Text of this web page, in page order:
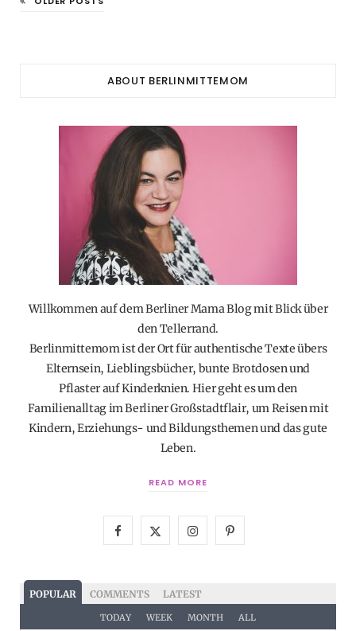
ABOUT BERLINMITTEMOM
Willkommen auf dem Berliner Mama Blog mit Blick über
den Tellerrand.
Berlinmittemom ist der Ort für authentische Texte übers
Elternsein, Lieblingsbücher, bunte Brotdosen und
Pflaster auf Kinderknien. Hier geht es um den
Familienalltag im Berliner Großstadtflair, um Reisen mit
Kindern, Erziehungs- und Bildungsthemen und das gute
Leben.
READ MORE
c
e
T
w
I
s
t
P
POPULAR COMMENTS LATEST
TODAY WEEK MONTH ALL